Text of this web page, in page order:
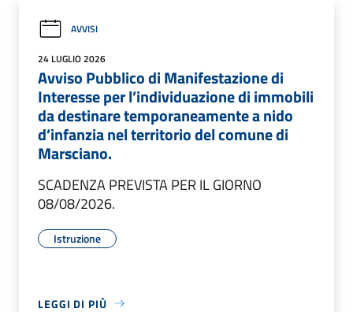
AVVISI
24 LUGLIO 2026
Avviso Pubblico di Manifestazione di
Interesse per l’individuazione di immobili
da destinare temporaneamente a nido
d’infanzia nel territorio del comune di
Marsciano.
SCADENZA PREVISTA PER IL GIORNO
08/08/2026.
Istruzione
LEGGI DI PIÙ